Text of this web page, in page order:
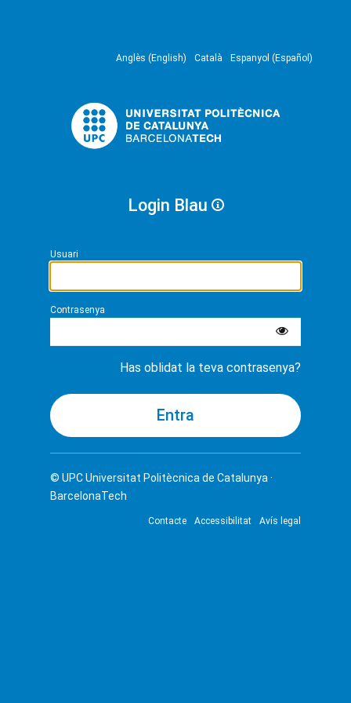
Anglès (English) Català Espanyol (Español)
Login Blau
Usuari
Contrasenya
Has oblidat la teva contrasenya?
© UPCUniversitat Politècnica de Catalunya ·
BarcelonaTech
Contacte Accessibilitat Avís legal